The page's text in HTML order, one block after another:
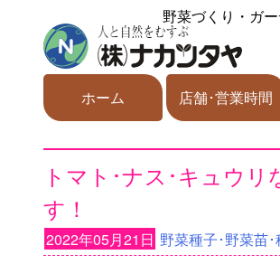
野菜づくり・ガ
ホーム 店舗･営業時間
トマト･ナス･キュウ
す！
2022年05月21日 野菜種子･野菜苗